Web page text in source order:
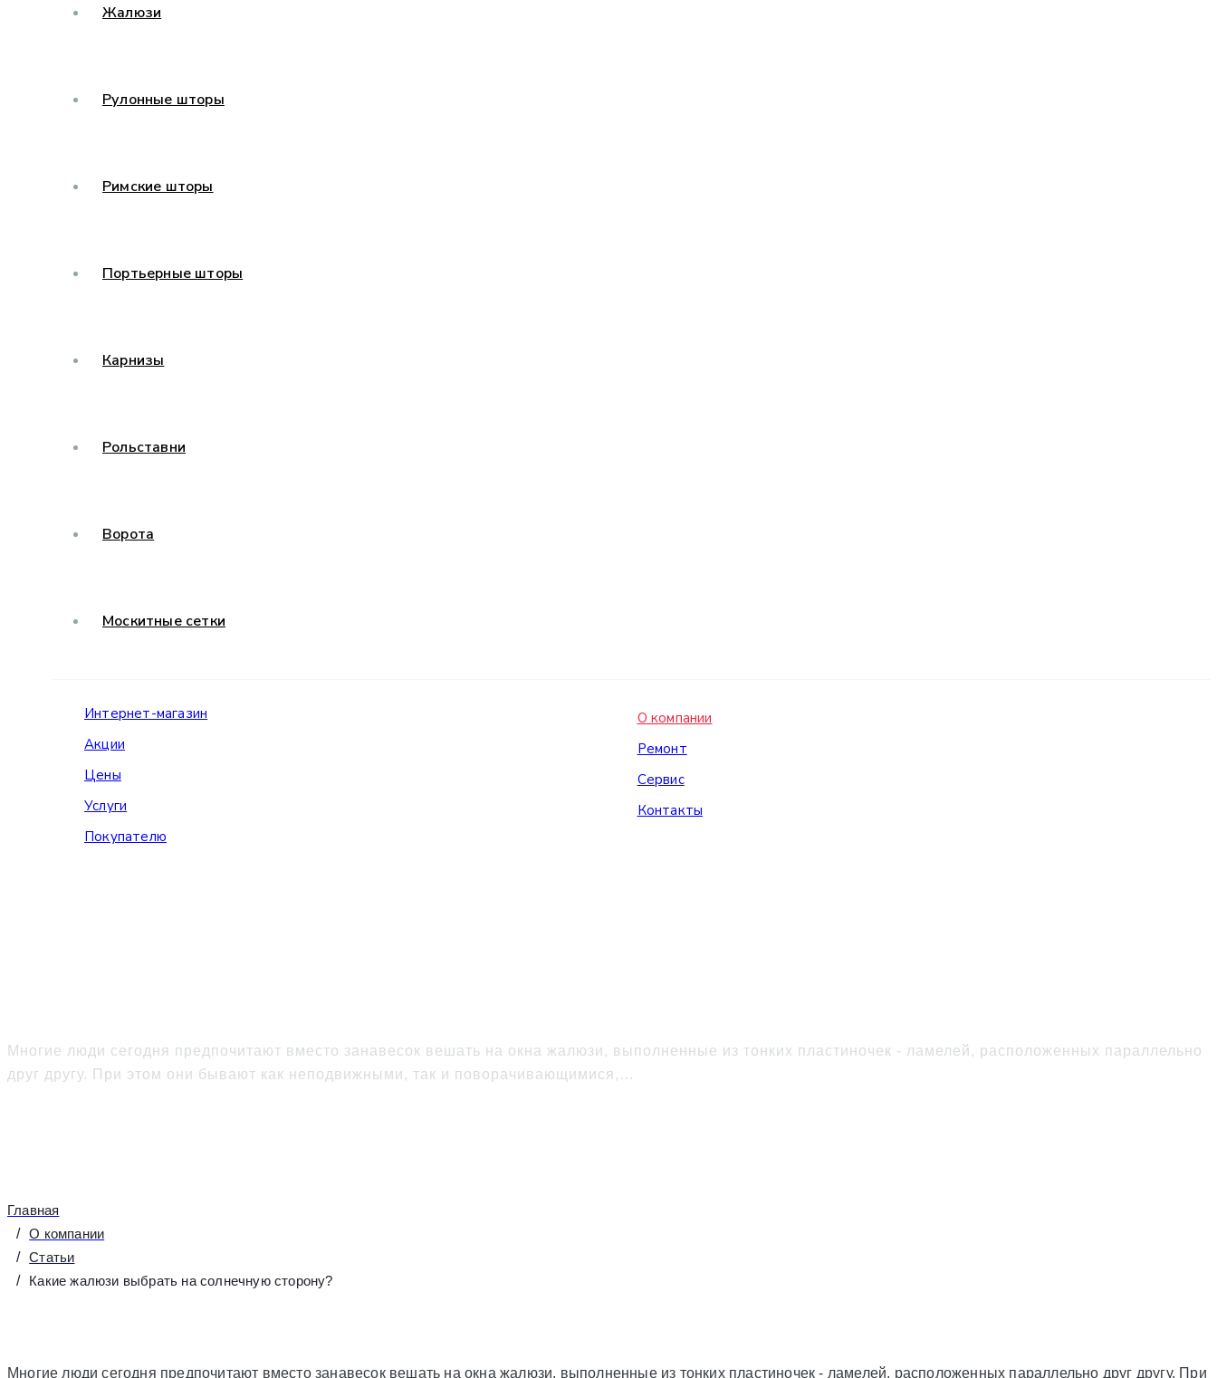
Жалюзи
Рулонные шторы
Римские шторы
Портьерные шторы
Карнизы
Рольставни
Ворота
Москитные сетки
Интернет-магазин
Акции
Цены
Услуги
Покупателю
О компании
Ремонт
Сервис
Контакты
Многие люди сегодня предпочитают вместо занавесок вешать на окна жалюзи, выполненные из тонких пластиночек - ламелей, расположенных параллельно
друг другу. При этом они бывают как неподвижными, так и поворачивающимися,…
Главная
О компании
Статьи
Какие жалюзи выбрать на солнечную сторону?
Многие люди сегодня предпочитают вместо занавесок вешать на окна жалюзи, выполненные из тонких пластиночек - ламелей, расположенных параллельно друг другу. При